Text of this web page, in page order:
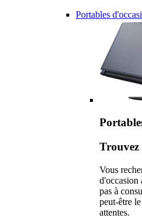
Portables
Trouvez
Vous
d'occasion
pas à
peut-être
attentes.